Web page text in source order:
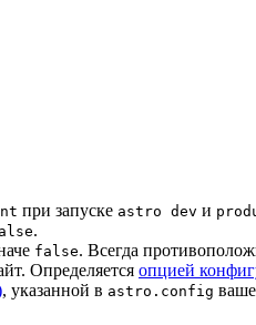
при запуске astro dev и
.
false. Всегда
Определяется опцией
, указанной в astro.config